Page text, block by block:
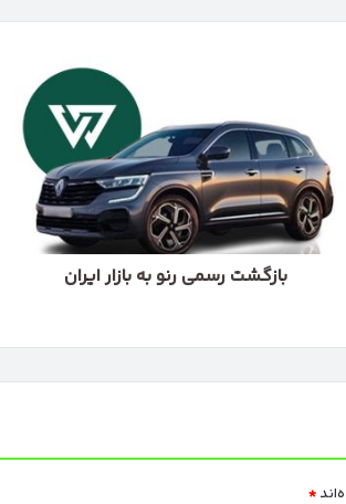
بازگشت رسمی رنو به بازار ایران
*